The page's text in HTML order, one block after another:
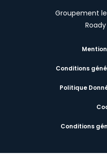
Groupement
Conditions
Politique
Conditions